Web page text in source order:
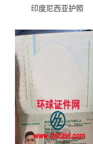
印度尼西亚护照